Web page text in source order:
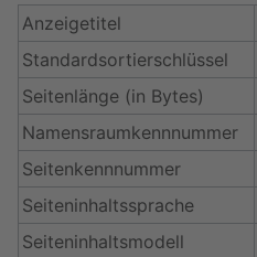
Anzeigetitel
Standardsortierschlüssel
Seitenlänge (in Bytes)
Namensraumkennnummer
Seitenkennnummer
Seiteninhaltssprache
Seiteninhaltsmodell